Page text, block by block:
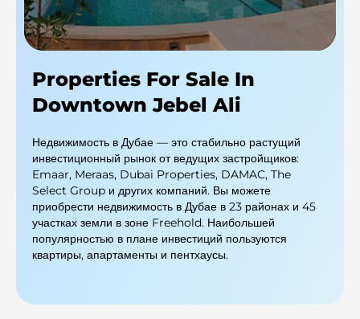
Properties For Sale In
Downtown Jebel Ali
Недвижимость в Дубае — это стабильно растущий
инвестиционный рынок от ведущих застройщиков:
Emaar, Meraas, Dubai Properties, DAMAC, The
Select Group и других компаний. Вы можете
приобрести недвижимость в Дубае в 23 районах и 45
участках земли в зоне Freehold. Наибольшей
популярностью в плане инвестиций пользуются
квартиры, апартаменты и пентхаусы.